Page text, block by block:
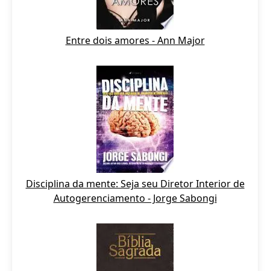
Entre dois amores - Ann Major
Disciplina da mente: Seja seu Diretor Interior de
Autogerenciamento - Jorge Sabongi